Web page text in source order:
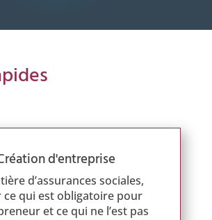
d'entreprise
d’assurances sociales,
ce qui est obligatoire pour
et ce qui ne l’est pas